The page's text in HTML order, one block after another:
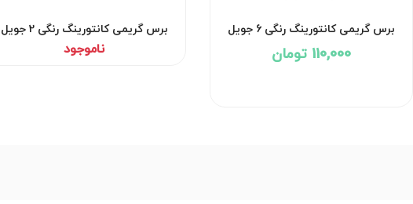
برس گریمی کانتورینگ رنگی 2 جویل
ناموجود
برس گریمی کانتورینگ 4 جویل
180,000 تومان